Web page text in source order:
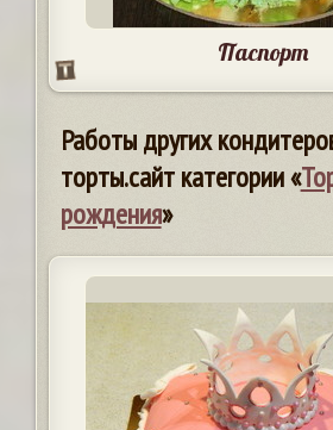
Паспорт
Работы других
торты.сайт категории «
рождения»